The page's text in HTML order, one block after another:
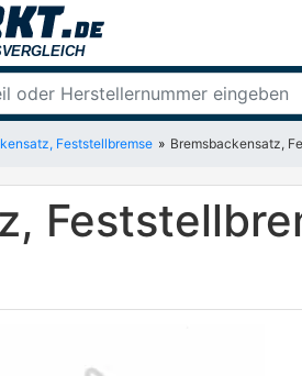
Feststellbremse Bremsbackensatz,